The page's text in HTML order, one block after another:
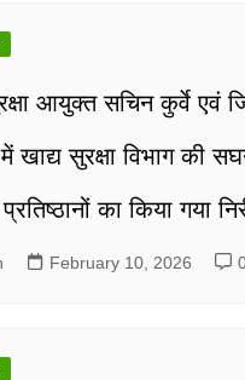
आयुक्त सचिन कुर्वे एवं
खाद्य सुरक्षा विभाग की
का किया गया
February 10, 2026